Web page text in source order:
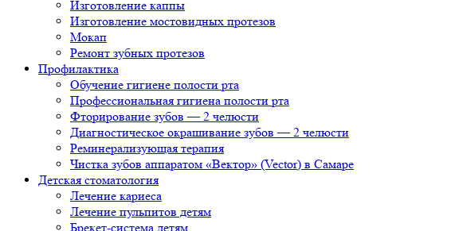
Изготовление каппы
Изготовление мостовидных протезов
Мокап
Ремонт зубных протезов
Профилактика
Обучение гигиене полости рта
Профессиональная гигиена полости рта
Фторирование зубов — 2 челюсти
Диагностическое окрашивание зубов — 2 челюсти
Реминерализующая терапия
Чистка зубов аппаратом «Вектор» (Vector) в Самаре
Детская стоматология
Лечение кариеса
Лечение пульпитов детям
Брекет-система детям